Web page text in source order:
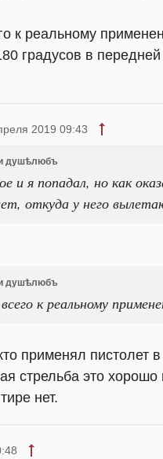
к реальному
градусов в
2019 09:43
душѣлюбъ
и я попадал, но как
откуда у него
душѣлюбъ
к реальному
применял пистолет
стрельба это
нет.